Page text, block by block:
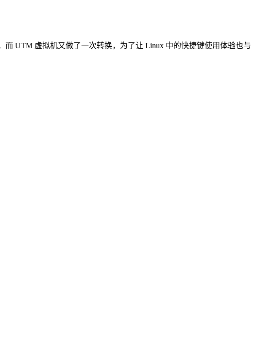
而 UTM 虚拟机又做了一次转换，为了让 Linux 中的快捷键使用体验也与